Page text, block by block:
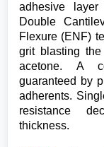
adhesive layer
Double
Flexure (ENF)
grit blasting
acetone. A
guaranteed by
adherents.
resistance
thickness.